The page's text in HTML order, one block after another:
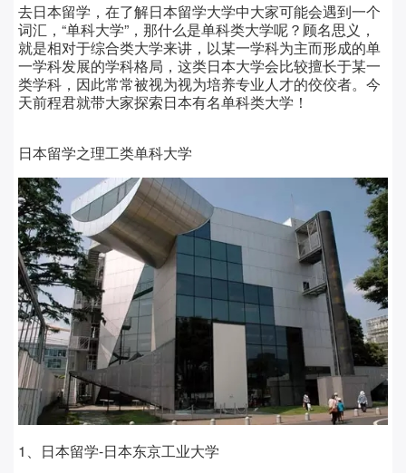
去日本留学，在了解日本留学大学中大家可能会遇到一个
词汇，“单科大学”，那什么是单科类大学呢？顾名思义，
就是相对于综合类大学来讲，以某一学科为主而形成的单
一学科发展的学科格局，这类日本大学会比较擅长于某一
类学科，因此常常被视为视为培养专业人才的佼佼者。 今
天前程君就带大家探索日本有名单科类大学！
日本留学之理工类单科大学
1、日本留学-日本东京工业大学